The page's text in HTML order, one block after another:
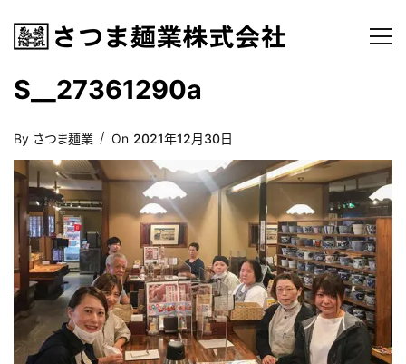
S__27361290a
By さつま麺業
Posted
On
On 2021年12月30日